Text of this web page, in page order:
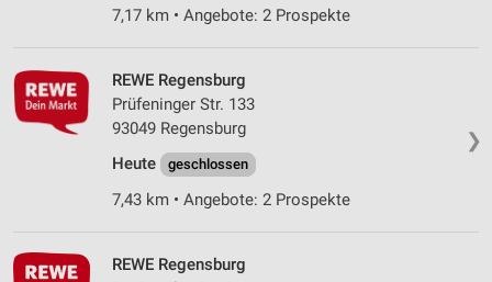
7,17 km • Angebote: 2 Prospekte
❯
REWE Regensburg
Prüfeninger Str. 133
93049 Regensburg
Heute
geschlossen
7,43 km • Angebote: 2 Prospekte
REWE Regensburg
Geräte anhand von aktiv angeforderten
Nicht-IAB-Verarbeitungszwecke:
Notwendig
Performance
Werbung